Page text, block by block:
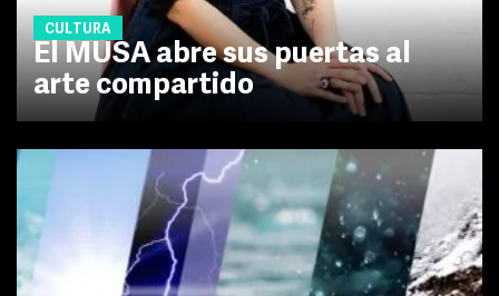
CULTURA
El MUSA abre sus puertas al
arte compartido